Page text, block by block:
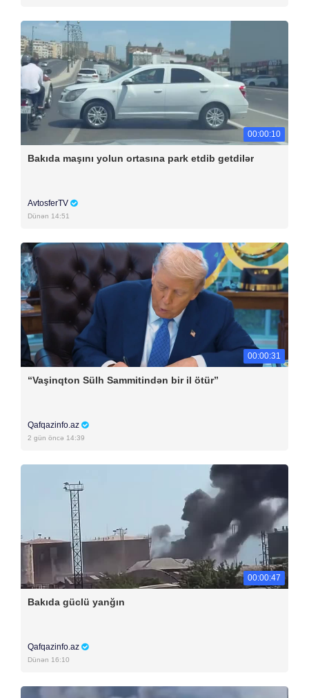
00:00:10
Bakıda maşını yolun ortasına park etdib getdilər
AvtosferTV
Dünən 14:51
00:00:31
“Vaşinqton Sülh Sammitindən bir il ötür”
Qafqazinfo.az
2 gün öncə 14:39
00:00:47
Bakıda güclü yanğın
Qafqazinfo.az
Dünən 16:10